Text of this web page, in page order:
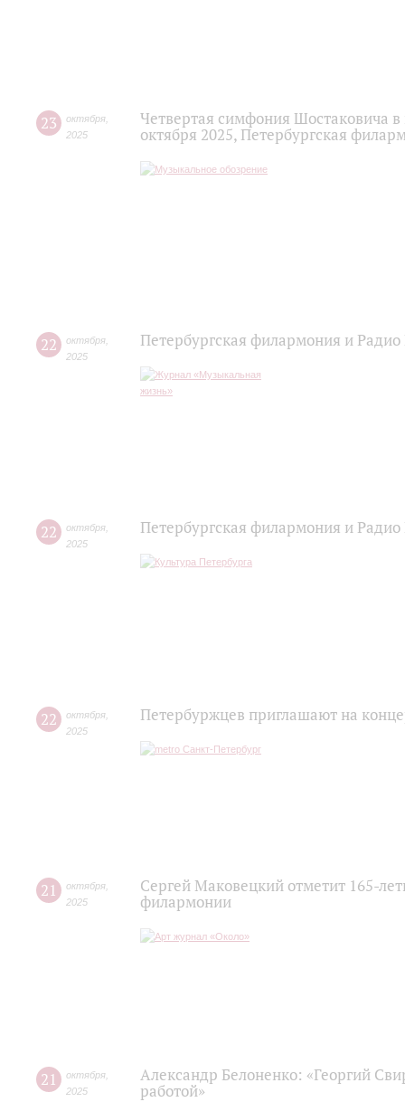
23 октября
2025
Четвертая симфония Шостаковича в
октября 2025, Петербургская
22 октября
2025
Петербургская филармония и
22 октября
2025
Петербургская филармония и
22 октября
2025
Петербуржцев приглашают на
21 октября
2025
Сергей Маковецкий отметит 165-
филармонии
21 октября
2025
Александр Белоненко: «Георгий
работой»